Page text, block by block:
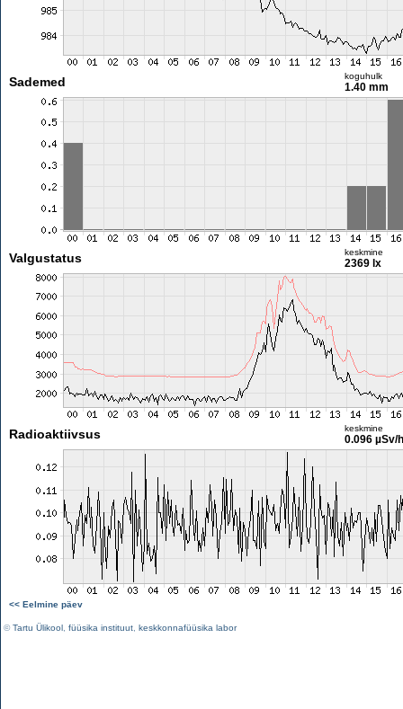
Sademed koguhulk
1.40 mm
Valgustatus keskmine
2369 lx
Radioaktiivsus keskmine
0.096 µSv/h
<< Eelmine päev
©Tartu Ülikool füüsika instituut keskkonnafüüsika labor